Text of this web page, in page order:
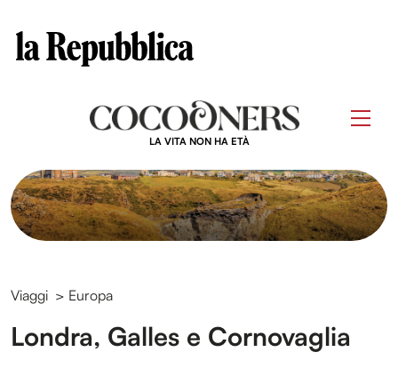
LA VITA NON HA ETÀ
Viaggi > Europa
Londra, Galles e Cornovaglia